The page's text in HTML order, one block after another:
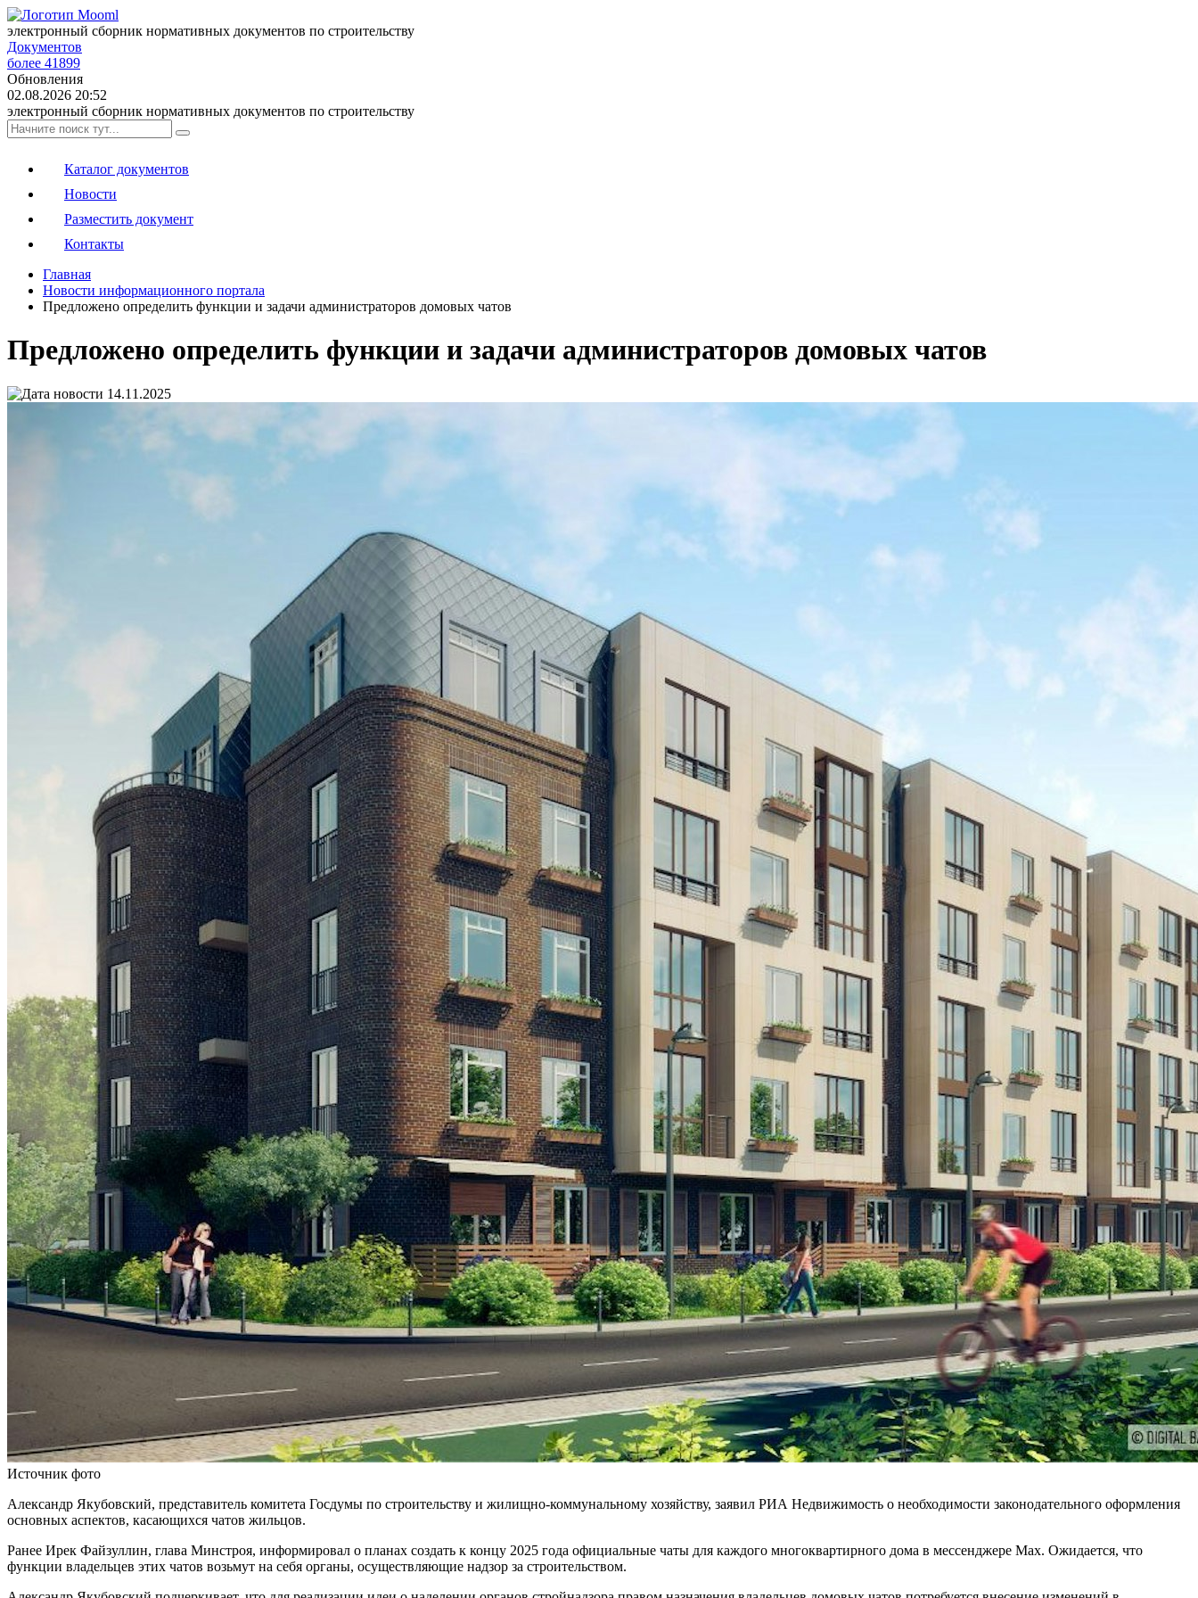
электронный сборник нормативных документов по строительству
Документов
более 41899
Обновления
02.08.2026 20:52
электронный сборник нормативных документов по строительству
Каталог документов
Новости
Разместить документ
Контакты
Главная
Новости информационного портала
Предложено определить функции и задачи администраторов домовых чатов
Предложено определить функции и задачи администраторов домовых чатов
14.11.2025
Источник фото
Александр Якубовский, представитель комитета Госдумы по строительству и жилищно-коммунальному хозяйству, заявил РИА Недвижимость о необходимости законодательного оформления
основных аспектов, касающихся чатов жильцов.
Ранее Ирек Файзуллин, глава Минстроя, информировал о планах создать к концу 2025 года официальные чаты для каждого многоквартирного дома в мессенджере Max. Ожидается, что
функции владельцев этих чатов возьмут на себя органы, осуществляющие надзор за строительством.